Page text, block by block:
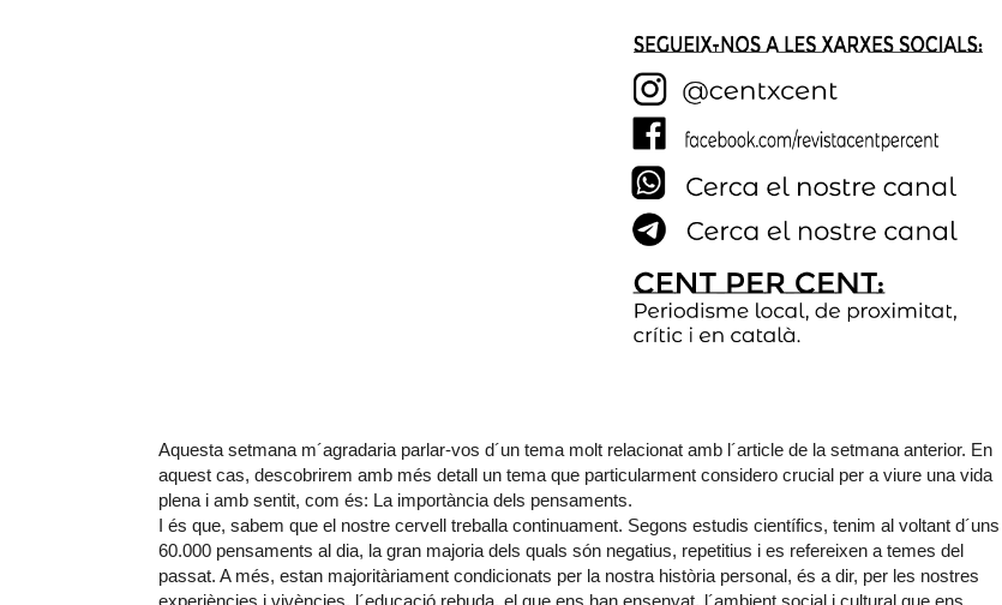
Aquesta setmana m´agradaria parlar-vos d´un tema molt relacionat amb l´article de la setmana anterior. En
aquest cas, descobrirem amb més detall un tema que particularment considero crucial per a viure una vida
plena i amb sentit, com és: La importància dels pensaments.
I és que, sabem que el nostre cervell treballa continuament. Segons estudis científics, tenim al voltant d´uns
60.000 pensaments al dia, la gran majoria dels quals són negatius, repetitius i es refereixen a temes del
passat. A més, estan majoritàriament condicionats per la nostra història personal, és a dir, per les nostres
experiències i vivències, l´educació rebuda, el que ens han ensenyat, l´ambient social i cultural que ens